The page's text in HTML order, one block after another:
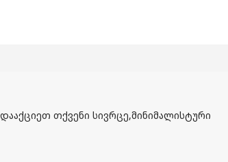
თქვენი სივრცე,მინიმალისტური